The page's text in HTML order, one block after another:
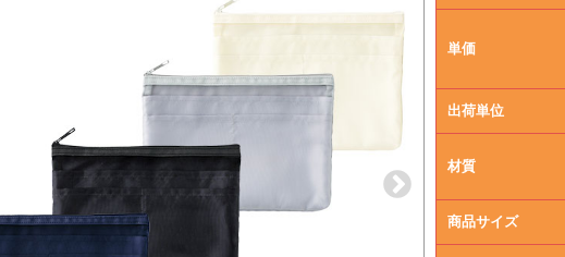
単価
出荷単位
材質
商品サイズ